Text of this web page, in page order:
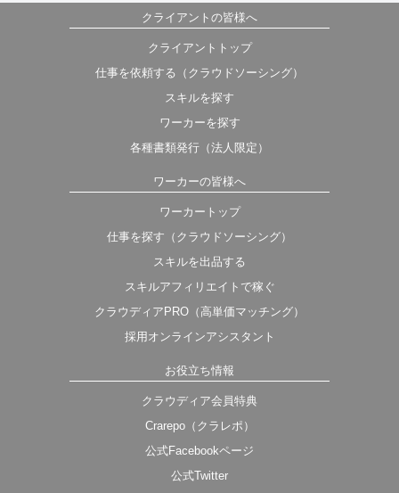
クライアントの皆様へ
クライアントトップ
仕事を依頼する（クラウドソーシング）
スキルを探す
ワーカーを探す
各種書類発行（法人限定）
ワーカーの皆様へ
ワーカートップ
仕事を探す（クラウドソーシング）
スキルを出品する
スキルアフィリエイトで稼ぐ
クラウディアPRO（高単価マッチング）
採用オンラインアシスタント
お役立ち情報
クラウディア会員特典
Crarepo（クラレポ）
公式Facebookページ
公式Twitter